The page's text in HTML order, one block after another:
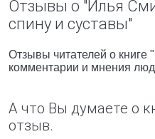
Отзывы о "Илья
спину и суставы"
Отзывы читателей о книге
комментарии и мнения
А что Вы думаете о
отзыв.